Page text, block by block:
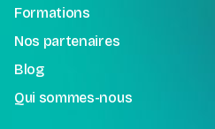
Formations
Nos partenaires
Blog
Qui sommes-nous